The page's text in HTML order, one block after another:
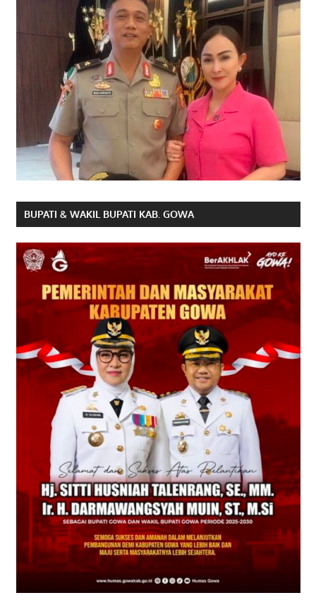
BUPATI & WAKIL BUPATI KAB. GOWA